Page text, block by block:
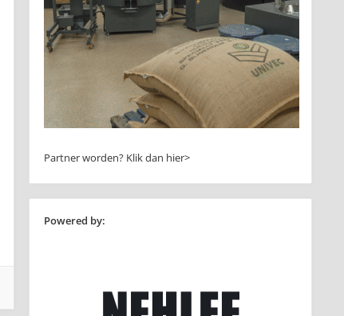
Partner worden? Klik dan hier>
Powered by: